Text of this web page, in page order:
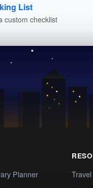
List
custom checklist
Planner